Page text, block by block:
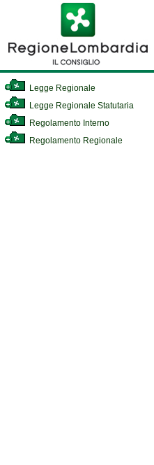
Legge Regionale
Legge Regionale Statutaria
Regolamento Interno
Regolamento Regionale